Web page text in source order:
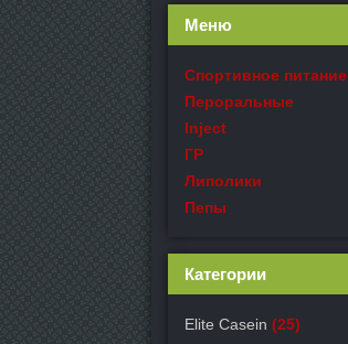
Меню
Спортивное питание
Пероральные
Inject
ГР
Липолики
Пепы
Категории
Elite Casein (25)